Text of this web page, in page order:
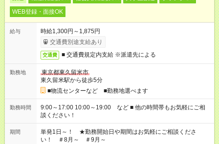
WEB登録・面接OK
給与
時給1,300円～1,875円
交通費別途支給あり
交通費 ■ 交通費規定内支給 ※派遣先による
勤務地
東京都東久留米市
東久留米駅から徒歩5分
■物流センターなど ■勤務地選べます
勤務時間
9:00～17:00 10:00～19:00 など ■ 他の時間帯もお気軽にご相
談ください！
期間
単発1日～！ ★勤務開始日や期間はお気軽にご相談くださ
い！ ＃8月～ ＃9月～